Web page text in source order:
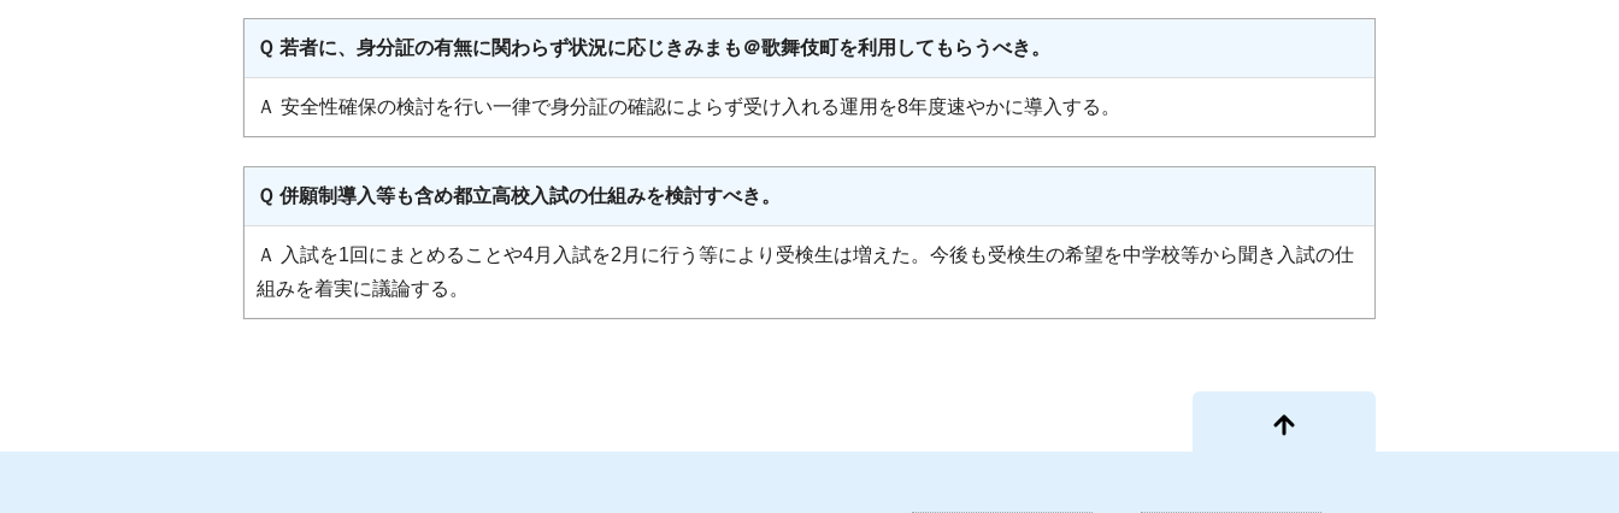
Ｑ 若者に、身分証の有無に関わらず状況に応じきみまも＠歌舞伎町を利用してもらうべき。
Ａ 安全性確保の検討を行い一律で身分証の確認によらず受け入れる運用を8年度速やかに導入する。
Ｑ 併願制導入等も含め都立高校入試の仕組みを検討すべき。
Ａ 入試を1回にまとめることや4月入試を2月に行う等により受検生は増えた。今後も受検生の希望を中学校等から聞き入試の仕
組みを着実に議論する。